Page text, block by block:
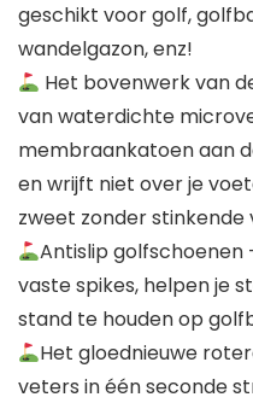
geschikt voor golf,
wandelgazon, enz!
Het bovenwerk van
van waterdichte
membraankatoen aan
en wrijft niet over je
zweet zonder stinkende
Antislip golfschoenen
vaste spikes, helpen je
stand te houden op
Het gloednieuwe
veters in één seconde